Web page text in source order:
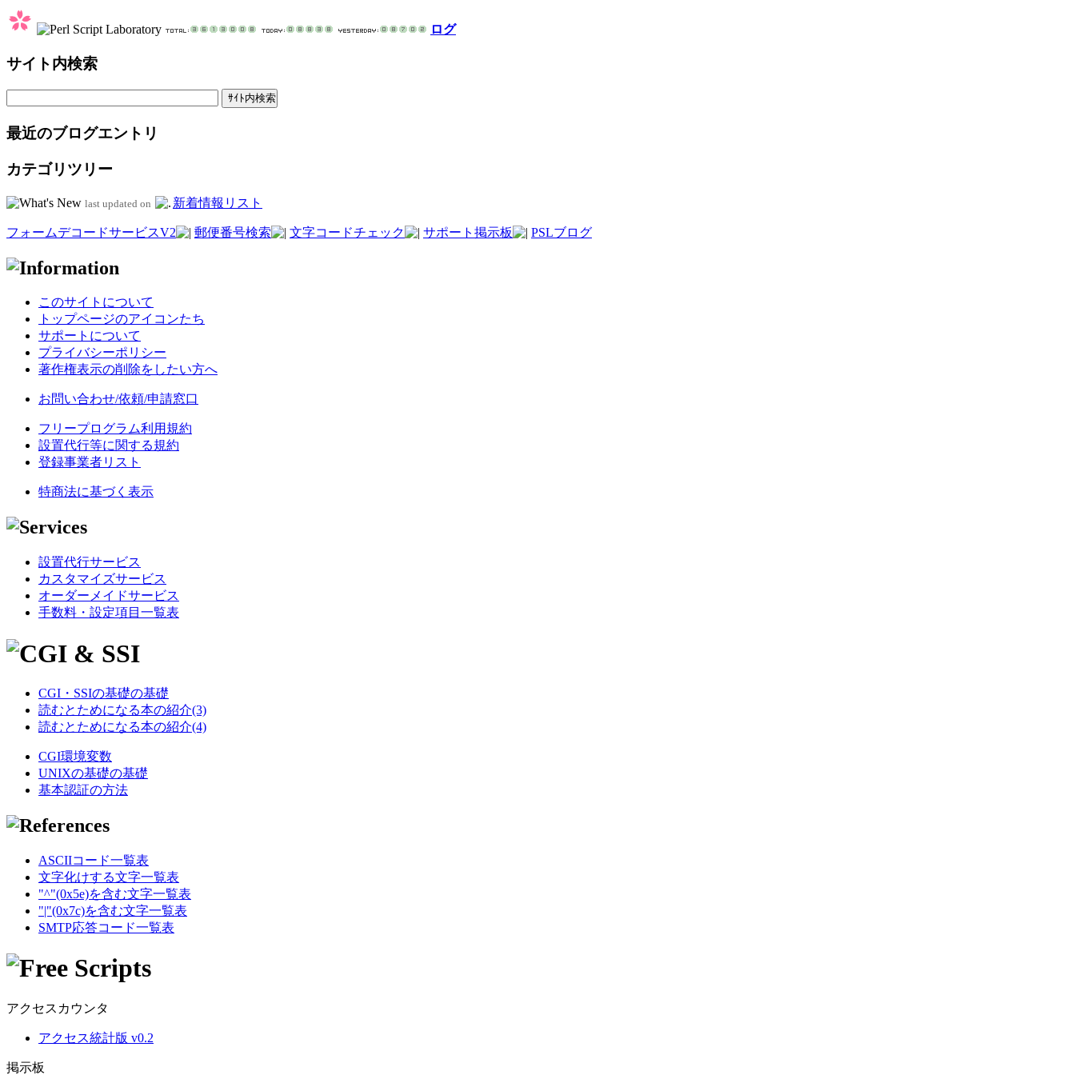
ログ
サイト内検索
最近のブログエントリ
カテゴリツリー
last updated on 新着情報リスト
フォームデコードサービスV2 郵便番号検索 文字コードチェック サポート掲示板 PSLブログ
このサイトについて
トップページのアイコンたち
サポートについて
プライバシーポリシー
著作権表示の削除をしたい方へ
お問い合わせ/依頼/申請窓口
フリープログラム利用規約
設置代行等に関する規約
登録事業者リスト
特商法に基づく表示
設置代行サービス
カスタマイズサービス
オーダーメイドサービス
手数料・設定項目一覧表
CGI・SSIの基礎の基礎
読むとためになる本の紹介(3)
読むとためになる本の紹介(4)
CGI環境変数
UNIXの基礎の基礎
基本認証の方法
ASCIIコード一覧表
文字化けする文字一覧表
"^"(0x5e)を含む文字一覧表
"|"(0x7c)を含む文字一覧表
SMTP応答コード一覧表
アクセスカウンタ
アクセス統計版 v0.2
掲示板